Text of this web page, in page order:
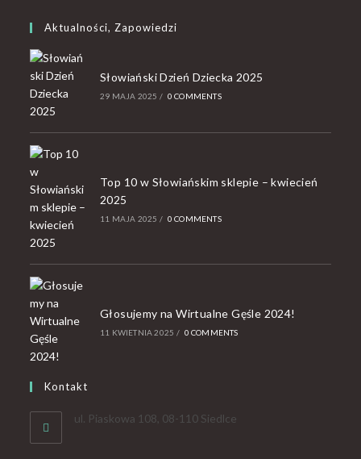
Aktualności, Zapowiedzi
Słowiański Dzień Dziecka 2025
29 MAJA 2025 / 0 COMMENTS
Top 10 w Słowiańskim sklepie – kwiecień
2025
11 MAJA 2025 / 0 COMMENTS
Głosujemy na Wirtualne Gęśle 2024!
11 KWIETNIA 2025 / 0 COMMENTS
Kontakt
ul. Piaskowa 108, 08-110 Siedlce